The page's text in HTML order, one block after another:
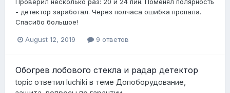
- детектор заработал. Через полчаса ошибка пропала.
Спасибо большое!
August 12, 2019 9 ответов
Обогрев лобового стекла и радар детектор
topic ответил luchiki в теме Допоборудование,